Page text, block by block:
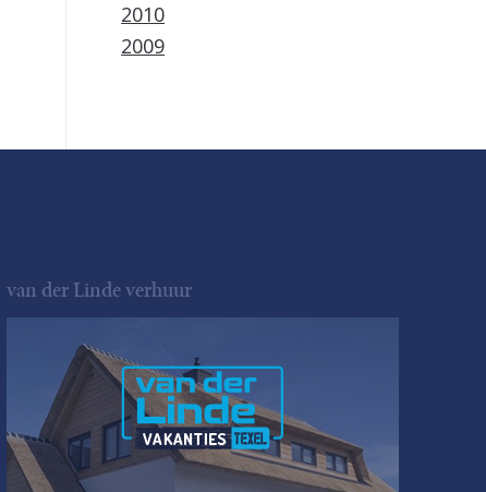
2010
2009
van der Linde verhuur